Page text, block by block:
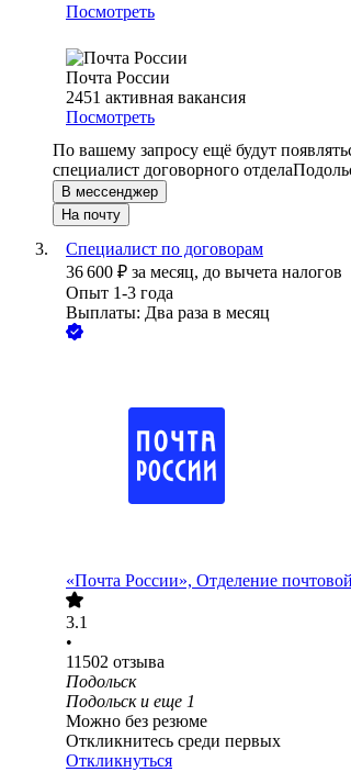
Посмотреть
Почта России
2451 активная вакансия
Посмотреть
По вашему запросу ещё будут
специалист договорного отдела
В мессенджер
На почту
Специалист по договорам
36 600 ₽ за месяц, до вычета налогов
Опыт 1-3 года
Выплаты: Два раза в месяц
«Почта России», Отделение
3.1
•
11502 отзыва
Подольск
Подольск и еще 1
Можно без резюме
Откликнитесь среди первых
Откликнуться